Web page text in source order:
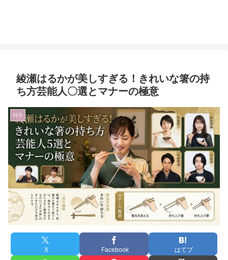
綾瀬はるかが美しすぎる！きれいな箸の持
ち方芸能人〇選とマナーの極意
雑学
X Facebook はてブ